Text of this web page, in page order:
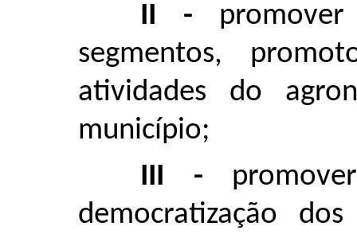
II -
segmentos,
atividades do
município;
III -
democratização